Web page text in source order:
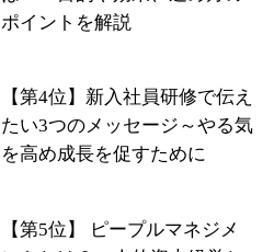
ポイントを解説
【第4位】新入社員研修で伝え
たい3つのメッセージ～やる気
を高め成長を促すために
【第5位】 ピープルマネジメ